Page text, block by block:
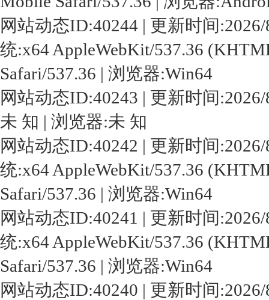
网站动态ID:40244 | 更新时间
统:x64 AppleWebKit/537.36
Safari/537.36 | 浏览器:Win64
网站动态ID:40243 | 更新时间
未 知 | 浏览器:未 知
网站动态ID:40242 | 更新时间
统:x64 AppleWebKit/537.36
Safari/537.36 | 浏览器:Win64
网站动态ID:40241 | 更新时间
统:x64 AppleWebKit/537.36
Safari/537.36 | 浏览器:Win64
网站动态ID:40240 | 更新时间